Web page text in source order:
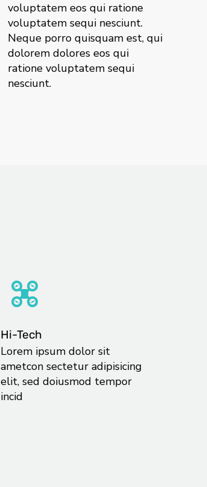
voluptatem eos qui ratione
voluptatem sequi nesciunt.
Neque porro quisquam est, qui
dolorem dolores eos qui
ratione voluptatem sequi
nesciunt.
Hi-Tech
Lorem ipsum dolor sit
ametcon sectetur adipisicing
elit, sed doiusmod tempor
incid